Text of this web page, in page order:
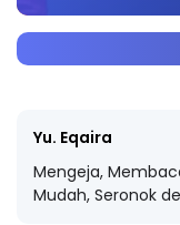
Yu. Eqaira
Mengeja,
Mudah, Seronok